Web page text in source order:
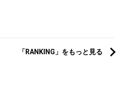
「RANKING」をもっと見る